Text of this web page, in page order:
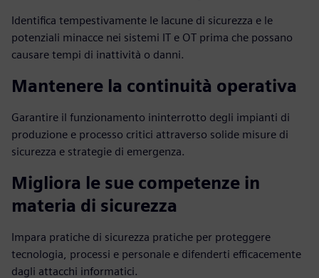
Identifica tempestivamente le lacune di sicurezza e le
potenziali minacce nei sistemi IT e OT prima che possano
causare tempi di inattività o danni.
Mantenere la continuità operativa
Garantire il funzionamento ininterrotto degli impianti di
produzione e processo critici attraverso solide misure di
sicurezza e strategie di emergenza.
Migliora le sue competenze in
materia di sicurezza
Impara pratiche di sicurezza pratiche per proteggere
tecnologia, processi e personale e difenderti efficacemente
dagli attacchi informatici.